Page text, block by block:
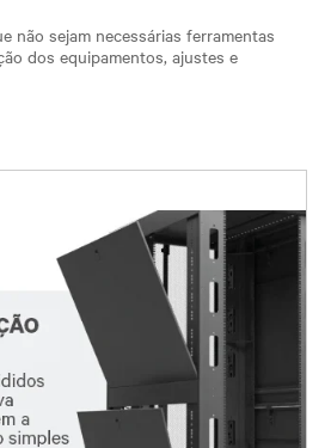
não sejam necessárias ferramentas
dos equipamentos, ajustes e